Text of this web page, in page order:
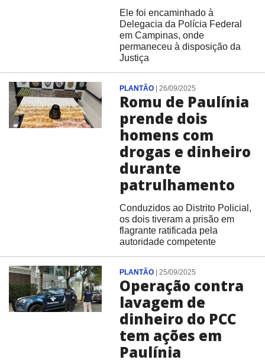
Ele foi encaminhado à
Delegacia da Polícia Federal
em Campinas, onde
permaneceu à disposição da
Justiça
PLANTÃO| 26/09/2025
Romu de Paulínia
prende dois
homens com
drogas e dinheiro
durante
patrulhamento
Conduzidos ao Distrito Policial,
os dois tiveram a prisão em
flagrante ratificada pela
autoridade competente
PLANTÃO| 25/09/2025
Operação contra
lavagem de
dinheiro do PCC
tem ações em
Paulínia